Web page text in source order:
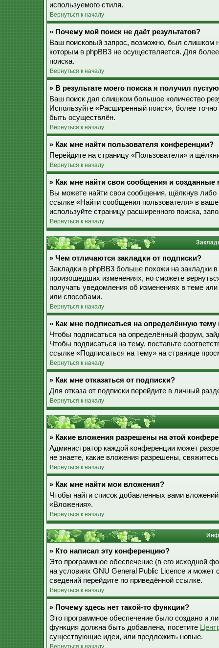
используемого стиля.
Вернуться к началу
» Почему мой поиск не даёт результатов?
Ваш поисковый запрос, возможно, был слишком
которым в phpBB3 не осуществляется. Для
поиска.
Вернуться к началу
» В результате моего поиска я получил
Ваш поиск дал слишком большое количество
Используйте «Расширенный поиск», более
быть осуществлён.
Вернуться к началу
» Как мне найти пользователя конференции?
Перейдите на страницу «Пользователи» и
Вернуться к началу
» Как мне найти свои сообщения и
Вы можете найти свои сообщения, щёлкнув
ссылке «Найти сообщения пользователя» в
используйте страницу расширенного поиска,
Вернуться к началу
» Чем отличаются закладки от подписки?
Закладки в phpBB3 больше похожи на
произошедших изменениях, но сможете
получать уведомления об изменениях в теме
или способами.
Вернуться к началу
» Как мне подписаться на определённую
Чтобы подписаться на определённый форум,
Чтобы подписаться на тему, поставьте
ссылке «Подписаться на тему» на странице
Вернуться к началу
» Как мне отказаться от подписки?
Для отказа от подписки перейдите в личный
Вернуться к началу
» Какие вложения разрешены на этой
Администратор каждой конференции может
не знаете, какие вложения разрешены,
Вернуться к началу
» Как мне найти мои вложения?
Чтобы найти список добавленных вами
«Вложения».
Вернуться к началу
» Кто написал эту конференцию?
Это программное обеспечение (в его исходной
на условиях GNU General Public Licence и
сведений перейдите по приведённой ссылке.
Вернуться к началу
» Почему здесь нет такой-то функции?
Это программное обеспечение было создано и
функция должна быть добавлена, посетите
существующие идеи, или предложить новые.
Вернуться к началу